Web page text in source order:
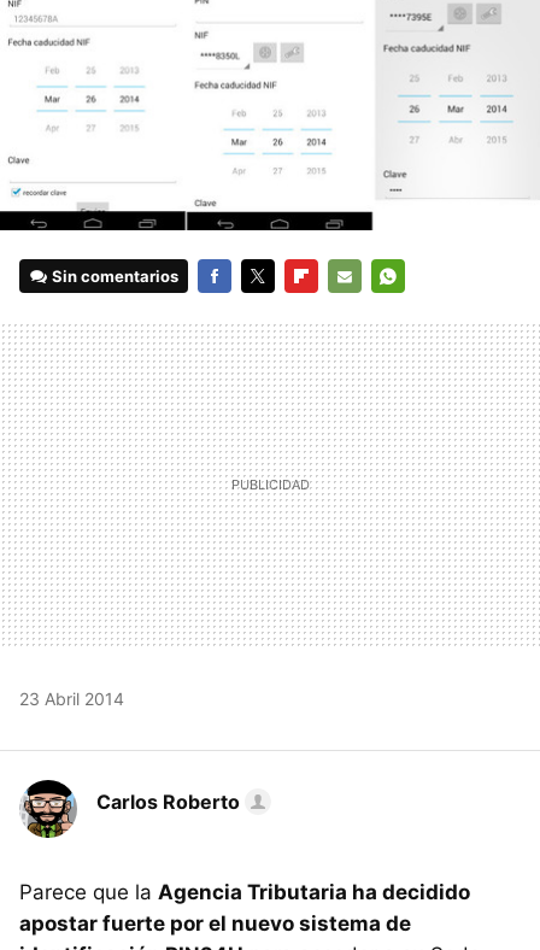
Sin comentarios
MAIL
23 Abril 2014
Carlos Roberto
Parece que la Agencia Tributaria ha decidido
apostar fuerte por el nuevo sistema de